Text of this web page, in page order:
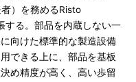
）を務めるRisto
する。部品を内蔵しない一
向けた標準的な製造設備
できる上に、部品を基板
め精度が高く、高い歩留